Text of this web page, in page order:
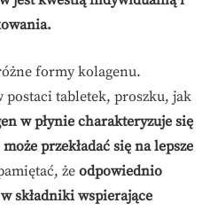
formy kolagenu.
postaci tabletek, proszku, jak
w płynie charakteryzuje się
przekładać się na lepsze
że odpowiednio
składniki wspierające